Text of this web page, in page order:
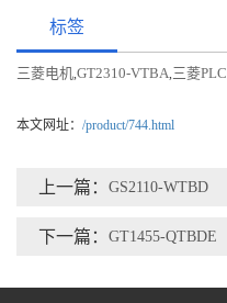
标签
三菱电机,GT2310-VTBA,三菱PLC
本文网址： /product/744.html
上一篇： GS2110-WTBD
下一篇： GT1455-QTBDE